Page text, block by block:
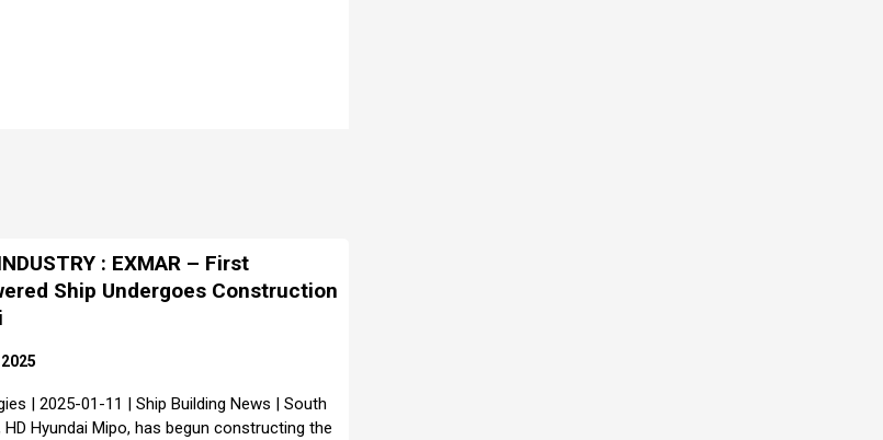
: EXMAR – First
Ship Undergoes Construction
| 2025-01-11 | Ship Building News | South
HD Hyundai Mipo, has begun constructing the